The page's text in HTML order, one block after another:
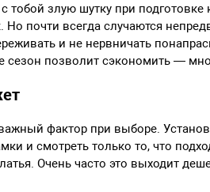
тобой злую шутку при
Но почти всегда случаются
и не нервничать
сезон позволит сэкономить —
фактор при выборе.
и смотреть только то, что
Очень часто это выходит